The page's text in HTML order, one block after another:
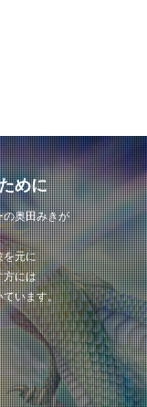
めに
の奥田みきが
を元に
方には
ています。